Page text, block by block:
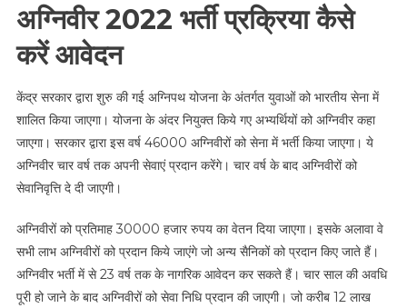
अग्निवीर 2022 भर्ती प्रक्रिया कैसे
करें आवेदन
केंद्र सरकार द्वारा शुरु की गई अग्निपथ योजना के अंतर्गत युवाओं को भारतीय सेना में
शालित किया जाएगा। योजना के अंदर नियुक्त किये गए अभ्यर्थियों को अग्निवीर कहा
जाएगा। सरकार द्वारा इस वर्ष 46000 अग्निवीरों को सेना में भर्ती किया जाएगा। ये
अग्निवीर चार वर्ष तक अपनी सेवाएं प्रदान करेंगे। चार वर्ष के बाद अग्निवीरों को
सेवानिवृत्ति दे दी जाएगी।
अग्निवीरों को प्रतिमाह 30000 हजार रुपय का वेतन दिया जाएगा। इसके अलावा वे
सभी लाभ अग्निवीरों को प्रदान किये जाएंगे जो अन्य सैनिकों को प्रदान किए जाते हैं।
अग्निवीर भर्ती में से 23 वर्ष तक के नागरिक आवेदन कर सकते हैं। चार साल की अवधि
पूरी हो जाने के बाद अग्निवीरों को सेवा निधि प्रदान की जाएगी। जो करीब 12 लाख